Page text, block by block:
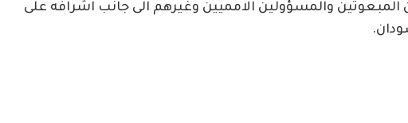
والمسؤولين الامميين وغيرهم الى جانب اشرافه على